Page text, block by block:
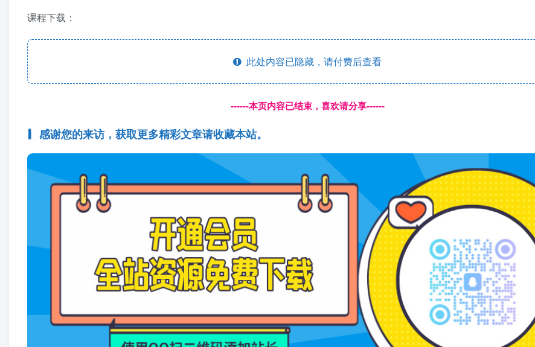
课程下载：
此处内容已隐藏，请付费后查看
------本页内容已结束，喜欢请分享------
感谢您的来访，获取更多精彩文章请收藏本站。